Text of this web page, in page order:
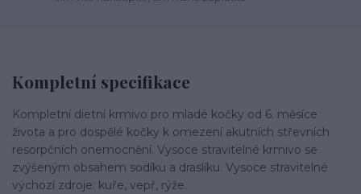
Kompletní specifikace
Kompletní dietní krmivo pro mladé kočky od 6. měsíce
života a pro dospělé kočky k omezení akutních střevních
resorpčních onemocnění. Vysoce stravitelné krmivo se
zvýšeným obsahem sodíku a draslíku. Vysoce stravitelné
výchozí zdroje: kuře, vepř, rýže.